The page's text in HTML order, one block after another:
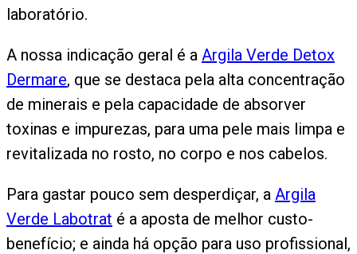
laboratório.
A nossa indicação geral é a Argila Verde Detox
Dermare, que se destaca pela alta concentração
de minerais e pela capacidade de absorver
toxinas e impurezas, para uma pele mais limpa e
revitalizada no rosto, no corpo e nos cabelos.
Para gastar pouco sem desperdiçar, a Argila
Verde Labotrat é a aposta de melhor custo-
benefício; e ainda há opção para uso profissional,